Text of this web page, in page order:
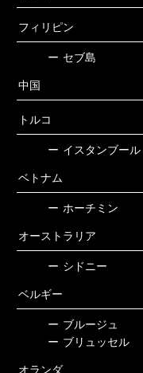
フィリピン
ー セブ島
中国
トルコ
ー イスタンブール
ベトナム
ー ホーチミン
オーストラリア
ー シドニー
ベルギー
ー ブルージュ
ー ブリュッセル
オランダ